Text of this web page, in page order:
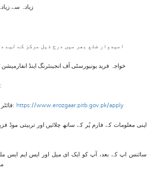
- زیادہ سے
امیدوار ضلع بھر میں درج ذیل مرکز کے لیے
خواجہ فرید یونیورسٹی آف انجینئرنگ اینڈ
درخواست دینے کا طریقہ:
1- فائٹر گئے لنک پر کلک کریں: https://www.erozgaar.pitb.gov.pk/apply